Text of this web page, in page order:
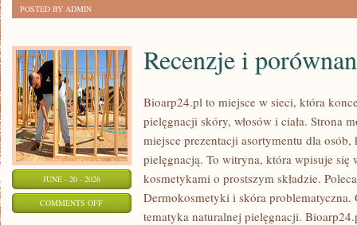
POSTED BY ADMIN
JUNE - 20 - 2026
COMMENTS OFFON
Recenzje i
Bioarp24.pl to miejsce w sieci, która
pielęgnacji skóry, włosów i ciała. Strona
miejsce prezentacji asortymentu dla
pielęgnacją. To witryna, która wpisuje się
kosmetykami o prostszym składzie.
Dermokosmetyki i skóra problematyczna.
tematyka naturalnej pielęgnacji.